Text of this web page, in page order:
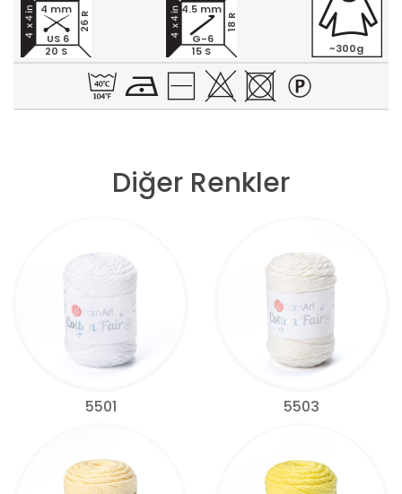
20 S
26 R
4 mm
US 6
15 S
18 R
4.5 mm
G-6
~300g
Diğer Renkler
5501 5503